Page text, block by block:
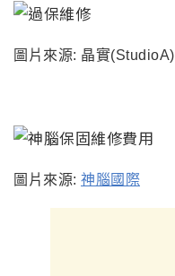
圖片來源: 晶實(StudioA)
圖片來源: 神腦國際